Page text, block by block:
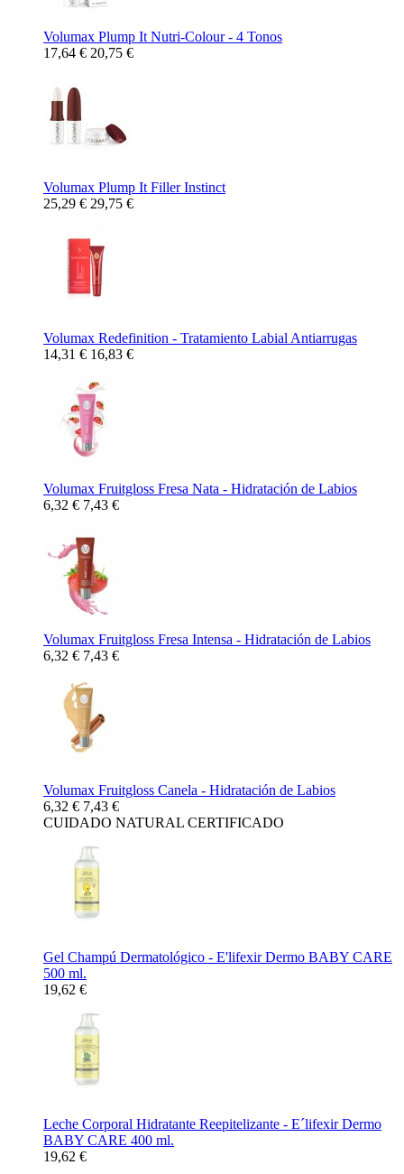
Volumax Plump It Nutri-Colour - 4 Tonos
17,64 € 20,75 €
Volumax Plump It Filler Instinct
25,29 € 29,75 €
Volumax Redefinition - Tratamiento Labial Antiarrugas
14,31 € 16,83 €
Volumax Fruitgloss Fresa Nata - Hidratación de Labios
6,32 € 7,43 €
Volumax Fruitgloss Fresa Intensa - Hidratación de Labios
6,32 € 7,43 €
Volumax Fruitgloss Canela - Hidratación de Labios
6,32 € 7,43 €
CUIDADO NATURAL CERTIFICADO
Gel Champú Dermatológico - E'lifexir Dermo BABY CARE
500 ml.
19,62 €
Leche Corporal Hidratante Reepitelizante - E´lifexir Dermo
BABY CARE 400 ml.
19,62 €